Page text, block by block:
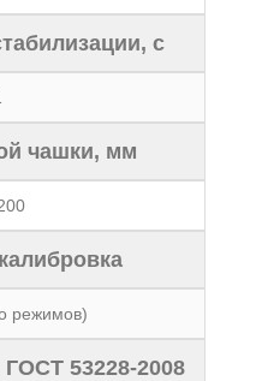
с
чашки, мм
режимов)
ГОСТ 53228-2008